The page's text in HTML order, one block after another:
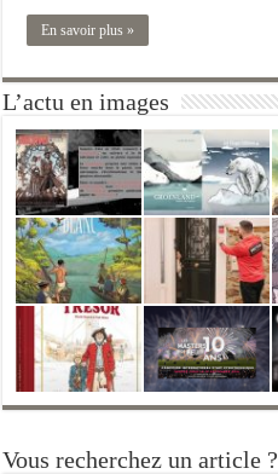
En savoir plus »
L’actu en images
Vous recherchez un article ?